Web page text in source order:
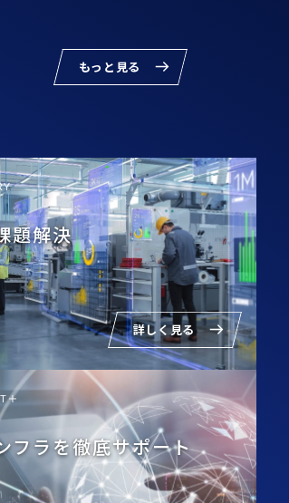
もっと見る
題解決
詳しく見る
＋
フラを徹底サポート